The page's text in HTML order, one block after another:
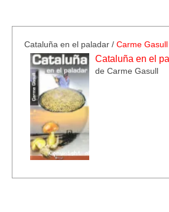
Cataluña en el paladar / Carme Gasull
Cataluña en el
de Carme Gasull